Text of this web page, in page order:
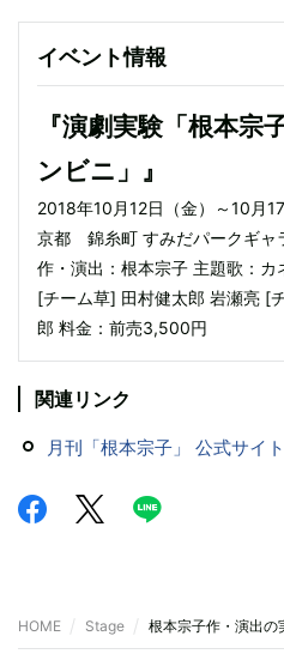
イベント情報
『演劇実験「根本宗
ンビニ」』
2018年10月12日（金）～10月
京都 錦糸町 すみだパークギャ
作・演出：根本宗子 主題歌：カ
[チーム草] 田村健太郎 岩瀬亮 [
郎 料金：前売3,500円
関連リンク
月刊「根本宗子」 公式サイト
HOME Stage 根本宗子作・演出の